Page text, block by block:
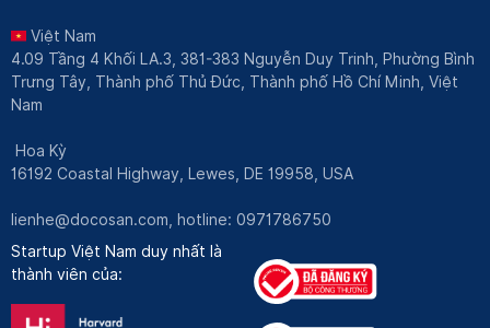
Việt Nam
4.09 Tầng 4 Khối LA.3, 381-383 Nguyễn Duy Trinh, Phường Bình
Trưng Tây, Thành phố Thủ Đức, Thành phố Hồ Chí Minh, Việt
Nam
Hoa Kỳ
16192 Coastal Highway, Lewes, DE 19958, USA
lienhe@docosan.com , hotline: 0971786750
Startup Việt Nam duy nhất là
thành viên của: